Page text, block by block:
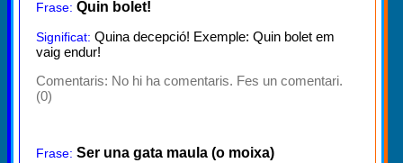
Frase: Quin bolet!
Significat: Quina decepció! Exemple: Quin bolet em
vaig endur!
Comentaris: No hi ha comentaris. Fes un comentari.
(0)
Frase: Ser una gata maula (o moixa)